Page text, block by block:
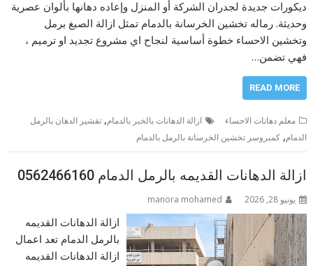
ديكورات جديدة لجدران الشركة أو المنزل وإعاده دهانها بألوان عصرية
وحديثة. رماله تخشين الخرسانة بالدمام تمثل ازالة الصبغ برمل
وتخشين الاحساء خطوة أساسية لنجاح اي مشروع تجديد او ترميم ،
فهي تضمن…
READ MORE
معلم دهانات الاحساء ازالة الدهانات بالخبر بالدمام,تقشير الدهان بالرمل
الدمام,كمبروسر تخشين الخرسانة بالرمل بالدمام
ازالة الدهانات القديمه بالرمل الدمام 0562466160
يونيو 28, 2026 manora mohamed
ازالة الدهانات القديمه
بالرمل الدمام تعد اعمال
ازالة الدهانات القديمه